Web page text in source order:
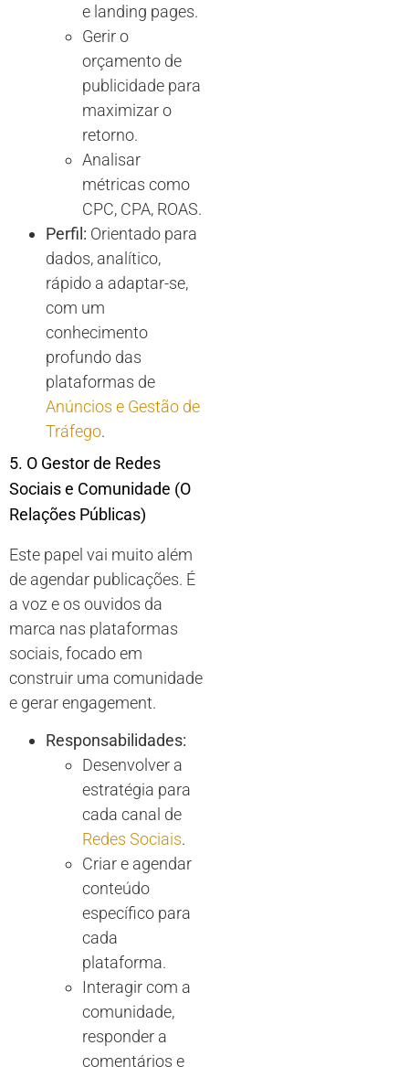
e landing pages.
Gerir o
orçamento de
publicidade para
maximizar o
retorno.
Analisar
métricas como
CPC, CPA, ROAS.
Perfil: Orientado para
dados, analítico,
rápido a adaptar-se,
com um
conhecimento
profundo das
plataformas de
Anúncios e Gestão de
Tráfego.
5. O Gestor de Redes
Sociais e Comunidade (O
Relações Públicas)
Este papel vai muito além
de agendar publicações. É
a voz e os ouvidos da
marca nas plataformas
sociais, focado em
construir uma comunidade
e gerar engagement.
Responsabilidades:
Desenvolver a
estratégia para
cada canal de
Redes Sociais.
Criar e agendar
conteúdo
específico para
cada
plataforma.
Interagir com a
comunidade,
responder a
comentários e